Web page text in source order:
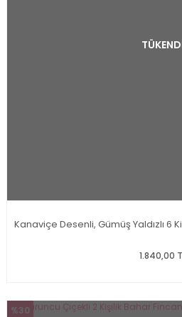
Kanaviçe Desenli, Gümüş Yaldızlı 6
1.840,00
%30